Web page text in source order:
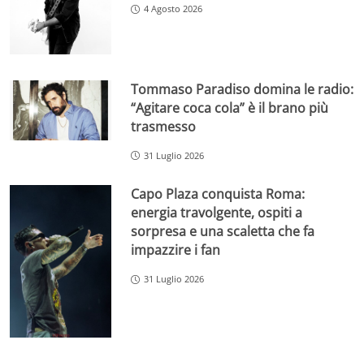
4 Agosto 2026
Tommaso Paradiso domina le radio:
“Agitare coca cola” è il brano più
trasmesso
31 Luglio 2026
Capo Plaza conquista Roma:
energia travolgente, ospiti a
sorpresa e una scaletta che fa
impazzire i fan
31 Luglio 2026